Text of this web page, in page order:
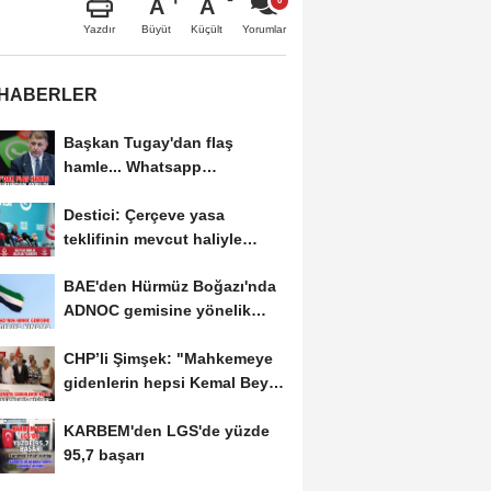
Yazdır
A
Büyüt
A
Küçült Yorumlar
Başkan Tugay'dan flaş
hamle... Whatsapp
Destici: Çerçeve yasa
teklifinin mevcut haliyle
BAE'den Hürmüz Boğazı'nda
ADNOC gemisine yönelik
CHP’li Şimşek: "Mahkemeye
gidenlerin hepsi Kemal Bey’e
KARBEM'den LGS'de yüzde
95,7 başarı